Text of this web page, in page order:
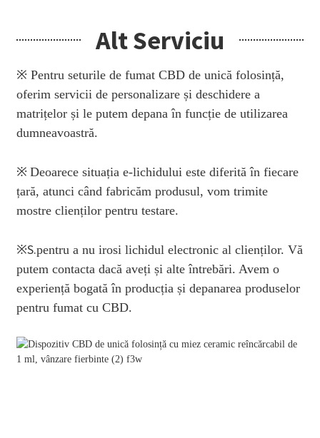
Alt Serviciu
※ Pentru seturile de fumat CBD de unică folosință,
oferim servicii de personalizare și deschidere a
matrițelor și le putem depana în funcție de utilizarea
dumneavoastră.
※ Deoarece situația e-lichidului este diferită în fiecare
țară, atunci când fabricăm produsul, vom trimite
mostre clienților pentru testare.
※S.pentru a nu irosi lichidul electronic al clienților. Vă
putem contacta dacă aveți și alte întrebări. Avem o
experiență bogată în producția și depanarea produselor
pentru fumat cu CBD.